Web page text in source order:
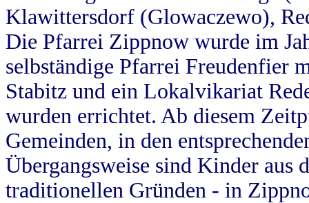
Klawittersdorf (Glowaczewo),
Die Pfarrei Zippnow wurde im
selbständige Pfarrei Freudenfier
Stabitz und ein Lokalvikariat
wurden errichtet. Ab diesem
Gemeinden, in den
Übergangsweise sind Kinder aus
traditionellen Gründen - in